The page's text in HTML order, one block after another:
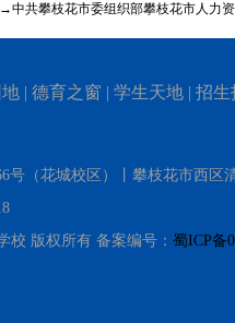
中共攀枝花市委组织部攀枝花市人力
| 德育之窗 | 学生天地| 招生
（花城校区）丨攀枝花市西区
校 版权所有 备案编号： 蜀ICP备